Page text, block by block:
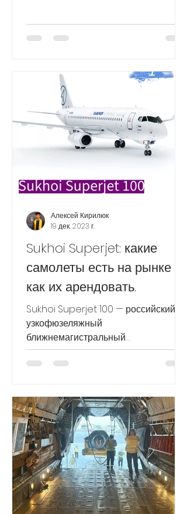
Sukhoi Superjet: какие
самолеты есть на рынке и
как их арендовать.
Sukhoi Superjet 100 — российский
узкофюзеляжный
ближнемагистральный
региональный пассажирский
самолёт, предназначенный для
Алексей Кирилюк
19 дек. 2023 г.